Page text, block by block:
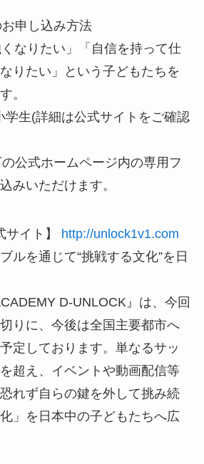
申し込み方法
くなりたい」「自信を持って仕
りたい」という子どもたちを
。
学生(詳細は公式サイトをご確認
公式ホームページ内の専用フ
みいただけます。
サイト】 http://unlock1v1.com
ルを通じて“挑戦する文化”を日
D-UNLOCK』は、今回
りに、今後は全国主要都市へ
定しております。単なるサッ
超え、イベントや動画配信等
れず自らの鍵を外して挑み続
」を日本中の子どもたちへ広